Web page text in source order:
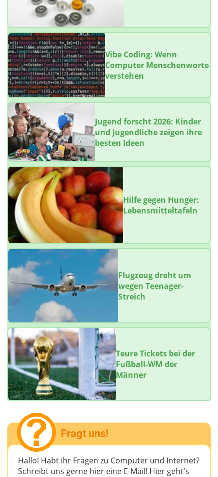
Vibe Coding: Wenn
Computer Menschenworte
verstehen
Jugend forscht 2026: Kinder
und Jugendliche zeigen ihre
besten Ideen
Hilfe gegen Hunger:
Lebensmitteltafeln
Flugzeug dreht um
wegen Teenager-
Streich
Teure Tickets bei der
Fußball-WM der
Männer
Fragt uns!
Hallo! Habt ihr Fragen zu Computer und Internet?
Schreibt uns gerne hier eine E-Mail! Hier geht's